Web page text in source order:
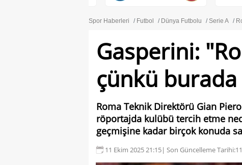
Spor Haberleri Futbol Dünya Futbolu Serie A
Gasperini:
çünkü burada
Roma Teknik Direktörü Gian
röportajda kulübü tercih etme
geçmişine kadar birçok konuda
11 Ekim 2025 21:15| Son Güncelleme Tarihi: